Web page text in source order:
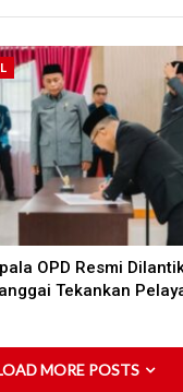
OPD Resmi
Tekankan
MORE POSTS